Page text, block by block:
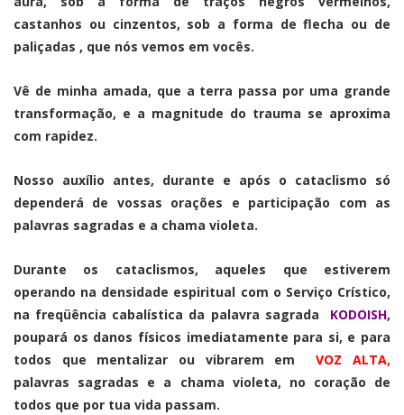
castanhos ou cinzentos, sob a forma de flecha ou de
paliçadas , que nós vemos em vocês.
Vê de minha amada, que a terra passa por uma grande
transformação, e a magnitude do trauma se aproxima
com rapidez.
Nosso auxílio antes, durante e após o cataclismo só
dependerá de vossas orações e participação com as
palavras sagradas e a chama violeta.
Durante os cataclismos, aqueles que estiverem
operando na densidade espiritual com o Serviço Crístico,
na freqüência cabalística da palavra sagrada KODOISH,
poupará os danos físicos imediatamente para si, e para
todos que mentalizar ou vibrarem emVOZ ALTA,
palavras sagradas e a chama violeta, no coração de
todos que por tua vida passam.